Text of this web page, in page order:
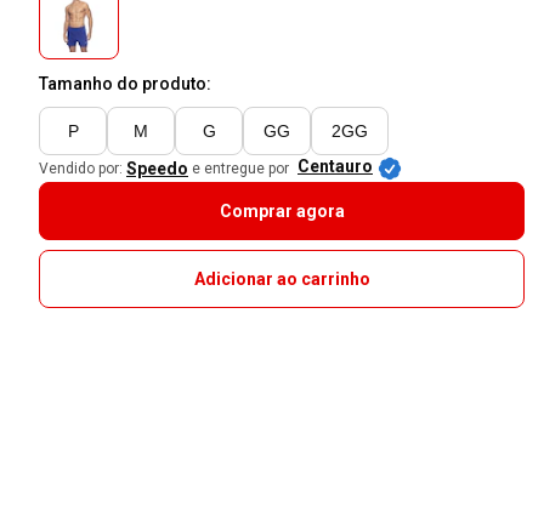
Tamanho do produto:
P M G GG 2GG
Vendido por: Speedo e entregue por Centauro
Comprar agora
Adicionar ao carrinho